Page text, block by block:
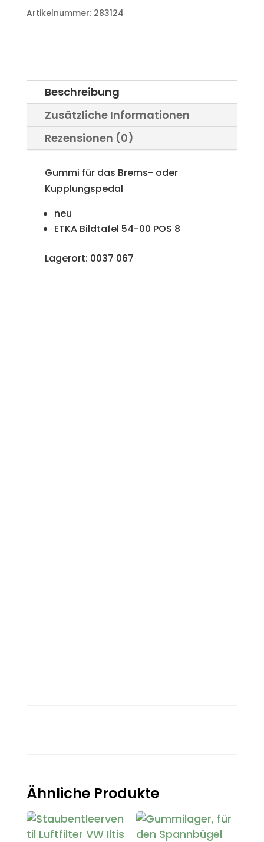
oder
Iltis
Bombardier
Menge
Artikelnummer: 283124
Beschreibung
Zusätzliche Informationen
Rezensionen (0)
Gummi für das Brems- oder
Kupplungspedal
neu
ETKA Bildtafel 54-00 POS 8
Lagerort: 0037 067
Ähnliche Produkte